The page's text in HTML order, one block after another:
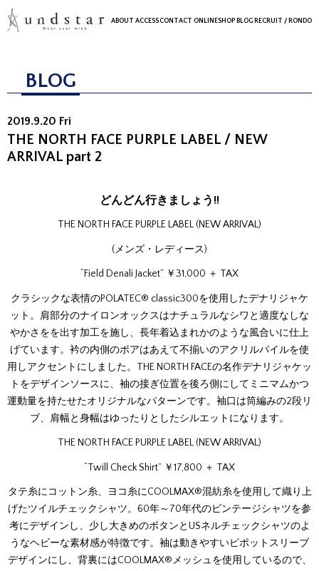
ABOUT ACCESSCONTACT ONLINESHOP BLOG RECRUIT / RONDO
BLOG
2019.9.20 Fri
THE NORTH FACE PURPLE LABEL / NEW
ARRIVAL part 2
どんどん行きましょう!!
THE NORTH FACE PURPLE LABEL (NEW ARRIVAL)
(メンズ・レディース)
“Field Denali Jacket” ￥31,000 ＋ TAX
クラシックな表情のPOLATEC® classic300を使用したデナリジャケ
ット。肩部分のナイロンオックスはナチュラルなシワと適度なしな
やかさをを出す加工を施し、長年着込まれかのような風合いに仕上
げています。衿の内側のボアはあえて不揃いのアクリルパイルを使
用しアクセントにしました。THE NORTH FACEの名作デナリジャケッ
トをデザインソースに、袖の接ぎ位置を後ろ側にしてミニマムかつ
運動量を持たせたオリジナルなパターンです。袖口は筒編みの2段リ
ブ、肩幅と身幅はゆったりとしたシルエットになります。
THE NORTH FACE PURPLE LABEL (NEW ARRIVAL)
“Twill Check Shirt” ￥17,800 ＋ TAX
タテ糸にコットン糸、ヨコ糸にCOOLMAX®混紡糸を使用して織り上
げたツイルチェックシャツ。60年～70年代のビンテージシャツを参
考にデザインし、少し大きめのボタンとUSネルチェックシャツのよ
うなヘビーな素材感が特徴です。袖は動きやすいピポットスリーブ
デザインにし、背裏にはCOOLMAX®メッシュを使用しているので、